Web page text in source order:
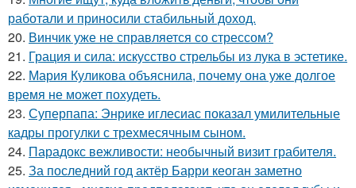
работали и приносили стабильный доход.
20. Винчик уже не справляется со стрессом?
21. Грация и сила: искусство стрельбы из лука в эстетике.
22. Мария Куликова объяснила, почему она уже долгое
время не может похудеть.
23. Суперпапа: Энрике иглесиас показал умилительные
кадры прогулки с трехмесячным сыном.
24. Парадокс вежливости: необычный визит грабителя.
25. За последний год актёр Барри кеоган заметно